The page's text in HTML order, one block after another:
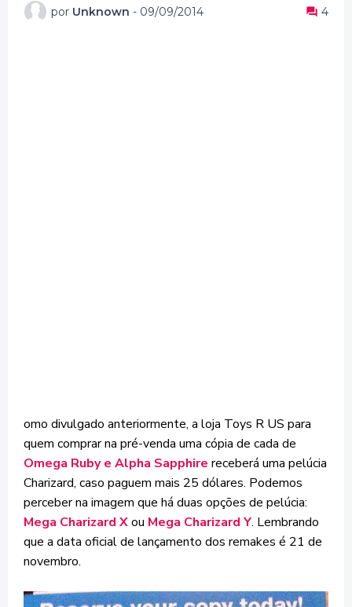
por Unknown - 09/09/2014 4
omo divulgado anteriormente, a loja Toys R US para
quem comprar na pré-venda uma cópia de cada de
Omega Ruby e Alpha Sapphire receberá uma pelúcia
Charizard, caso paguem mais 25 dólares. Podemos
perceber na imagem que há duas opções de pelúcia:
Mega Charizard Xou Mega Charizard Y. Lembrando
que a data oficial de lançamento dos remakes é 21 de
novembro.